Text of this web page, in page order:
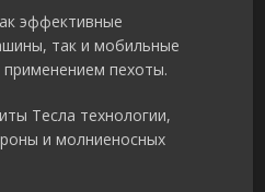
эффективные
так и мобильные
пехоты.
Тесла технологии,
и молниеносных